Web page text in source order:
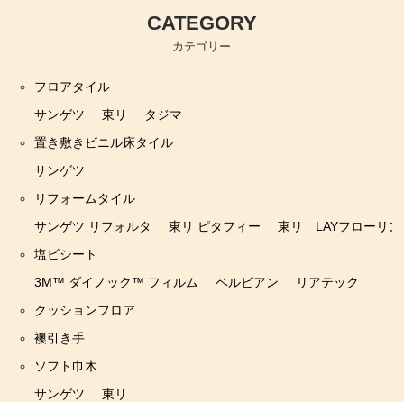
CATEGORY
カテゴリー
フロアタイル
サンゲツ
東リ
タジマ
置き敷きビニル床タイル
サンゲツ
リフォームタイル
サンゲツ リフォルタ
東リ ピタフィー
東リ LAYフローリン
塩ビシート
3M™ ダイノック™ フィルム
ベルビアン
リアテック
クッションフロア
襖引き手
ソフト巾木
サンゲツ
東リ